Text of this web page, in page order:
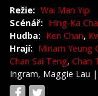
Režie: Wai Man Yip
Scénář: Hing-Ka
Hudba: Ken Chan,
Hrají: Miriam Yeung
Chan Sai Teng, Chan
Ingram, Maggie Lau |